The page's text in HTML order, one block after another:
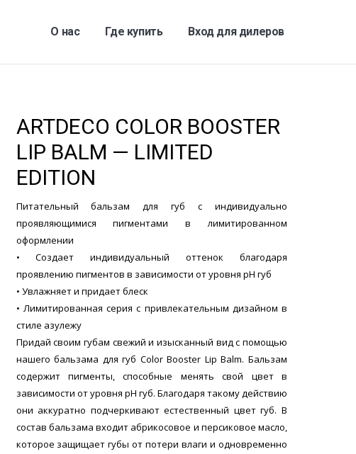
О нас Где купить Вход для дилеров
ARTDECO COLOR BOOSTER
LIP BALM — LIMITED
EDITION
Питательный бальзам для губ с индивидуально
проявляющимися пигментами в лимитированном
оформлении
• Создает индивидуальный оттенок благодаря
проявлению пигментов в зависимости от уровня pH губ
• Увлажняет и придает блеск
• Лимитированная серия с привлекательным дизайном в
стиле азулежу
Придай своим губам свежий и изысканный вид с помощью
нашего бальзама для губ Color Booster Lip Balm. Бальзам
содержит пигменты, способные менять свой цвет в
зависимости от уровня pH губ. Благодаря такому действию
они аккуратно подчеркивают естественный цвет губ. В
состав бальзама входит абрикосовое и персиковое масло,
которое защищает губы от потери влаги и одновременно